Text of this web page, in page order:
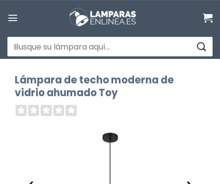
Buscar
por:
Lámpara de techo moderna de
vidrio ahumado Toy